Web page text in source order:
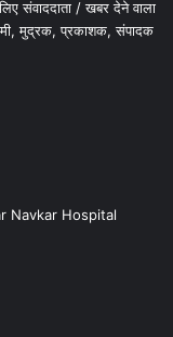
संवाददाता / खबर देने वाला
मुद्रक, प्रकाशक, संपादक
Navkar Hospital